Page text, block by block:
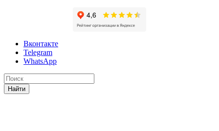
Вконтакте
Telegram
WhatsApp
Найти